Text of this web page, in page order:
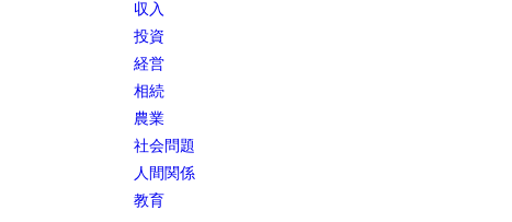
収入
投資
経営
相続
農業
社会問題
人間関係
教育